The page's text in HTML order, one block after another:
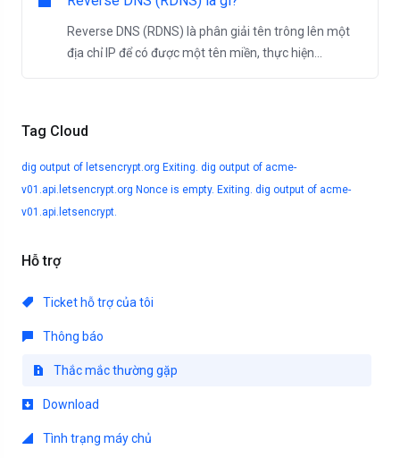
Tag Cloud
dig output of letsencrypt.org Exiting. dig output of acme-
v01.api.letsencrypt.org Nonce is empty. Exiting. dig output of acme-
v01.api.letsencrypt.
Hỗ trợ
Ticket hỗ trợ của tôi
Thông báo
Thắc mắc thường gặp
Download
Tình trạng máy chủ
Reverse DNS (RDNS) là phân giải tên trông lên một
địa chỉ IP để có được một tên miền, thực hiện...